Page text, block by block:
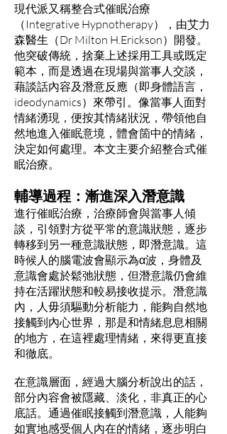
現代派又稱整合式催眠治療
（Integrative Hypnotherapy），由艾力
森醫生（Dr Milton H.Erickson）開發。
他突破傳統，捨棄上述採用工具或既定
範本，而是透過在現場與當事人交談，
藉談話內容及潛意反應（即身體語言，
ideodynamics）來帶引。像當事人面對
情緒湧現，便按其情緒狀況，帶領他自
然地進入催眠意境，體會箇中的情緒，
決定如何處理。本文主要介紹整合式催
眠治療。
輔導過程：漸進深入潛意識
進行催眠治療，治療師會與當事人傾
談，引領對方從平常的意識狀態，逐步
轉移到另一種意識狀態，即潛意識。這
時候人的腦電波會顯示為α波，身體及
意識會處於鬆弛狀態，但潛意識仍會維
持在活躍狀態和較易接收提示。潛意識
內，人毋須驅動分析能力，能夠自然地
接觸到內心世界，那是和情緒息息相關
的地方，在這裡處理情緒，來得更直接
和徹底。
在意識層面，經過大腦分析說出的話，
部分內容會被隱藏、淡化，非真正的心
底話。通過催眠接觸到潛意識，人能夠
如實地感受個人內在的情緒，逐步明白